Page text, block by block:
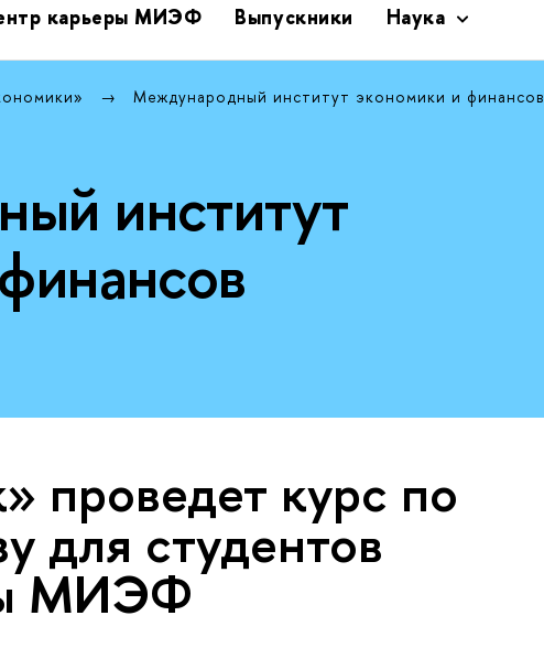
карьеры МИЭФ Выпускники
Наука
Международный институт экономики и финансов
институт
проведет курс по
для студентов
МИЭФ